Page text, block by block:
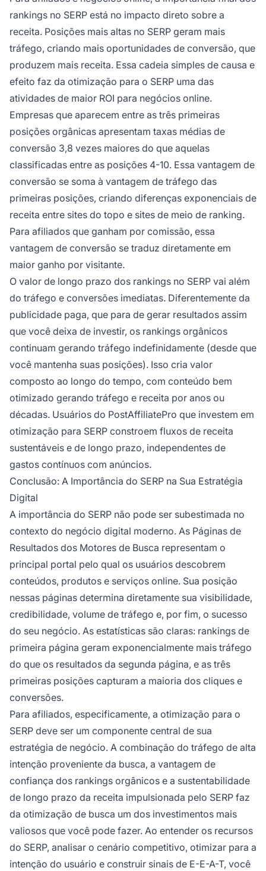
rankings no SERP está no impacto direto sobre a
receita. Posições mais altas no SERP geram mais
tráfego, criando mais oportunidades de conversão, que
produzem mais receita. Essa cadeia simples de causa e
efeito faz da otimização para o SERP uma das
atividades de maior ROI para negócios online.
Empresas que aparecem entre as três primeiras
posições orgânicas apresentam taxas médias de
conversão 3,8 vezes maiores do que aquelas
classificadas entre as posições 4-10. Essa vantagem de
conversão se soma à vantagem de tráfego das
primeiras posições, criando diferenças exponenciais de
receita entre sites do topo e sites de meio de ranking.
Para afiliados que ganham por comissão, essa
vantagem de conversão se traduz diretamente em
maior ganho por visitante.
O valor de longo prazo dos rankings no SERP vai além
do tráfego e conversões imediatas. Diferentemente da
publicidade paga, que para de gerar resultados assim
que você deixa de investir, os rankings orgânicos
continuam gerando tráfego indefinidamente (desde que
você mantenha suas posições). Isso cria valor
composto ao longo do tempo, com conteúdo bem
otimizado gerando tráfego e receita por anos ou
décadas. Usuários do PostAffiliatePro que investem em
otimização para SERP constroem fluxos de receita
sustentáveis e de longo prazo, independentes de
gastos contínuos com anúncios.
Conclusão: A Importância do SERP na Sua Estratégia
Digital
A importância do SERP não pode ser subestimada no
contexto do negócio digital moderno. As Páginas de
Resultados dos Motores de Busca representam o
principal portal pelo qual os usuários descobrem
conteúdos, produtos e serviços online. Sua posição
nessas páginas determina diretamente sua visibilidade,
credibilidade, volume de tráfego e, por fim, o sucesso
do seu negócio. As estatísticas são claras: rankings de
primeira página geram exponencialmente mais tráfego
do que os resultados da segunda página, e as três
primeiras posições capturam a maioria dos cliques e
conversões.
Para afiliados, especificamente, a otimização para o
SERP deve ser um componente central de sua
estratégia de negócio. A combinação do tráfego de alta
intenção proveniente da busca, a vantagem de
confiança dos rankings orgânicos e a sustentabilidade
de longo prazo da receita impulsionada pelo SERP faz
da otimização de busca um dos investimentos mais
valiosos que você pode fazer. Ao entender os recursos
do SERP, analisar o cenário competitivo, otimizar para a
intenção do usuário e construir sinais de E-E-A-T, você